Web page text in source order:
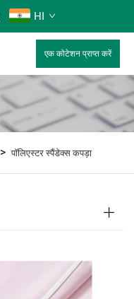
HI
एक कोटेशन प्राप्त करें
>पॉलिएस्टर स्पैंडेक्स कपड़ा